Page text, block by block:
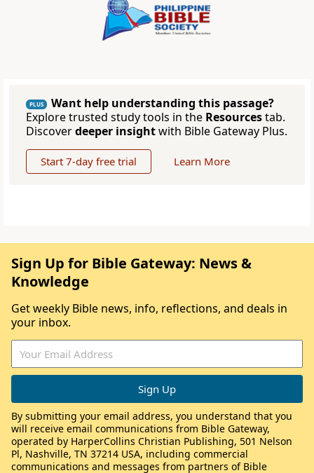
PLUS
Want help understanding this passage?
Explore trusted study tools in the Resourcestab.
Discoverdeeper insightwith Bible Gateway Plus.
Start 7-day free trial Learn More
Sign Up for Bible Gateway: News &
Knowledge
Get weekly Bible news, info, reflections, and deals in
your inbox.
By submitting your email address, you understand that you
will receive email communications from Bible Gateway,
operated by HarperCollins Christian Publishing, 501 Nelson
Pl, Nashville, TN 37214 USA, including commercial
communications and messages from partners of Bible